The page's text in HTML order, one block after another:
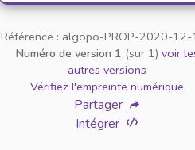
Référence : algopo-PROP-2020-
Numéro de version 1 (sur 1) voir
autres versions
Vérifiez l'empreinte numérique
Partager
Intégrer